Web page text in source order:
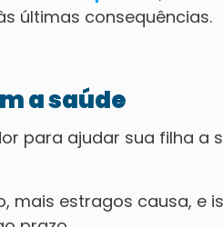
últimas consequências.
a saúde
para ajudar sua filha a
mais estragos causa, e